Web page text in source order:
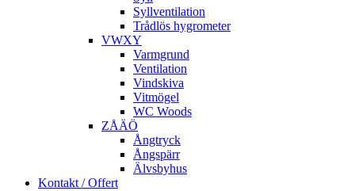
Syllventilation
Trådlös hygrometer
VWXY
Varmgrund
Ventilation
Vindskiva
Vitmögel
WC Woods
ZÅÄÖ
Ångtryck
Ångspärr
Älvsbyhus
Kontakt / Offert